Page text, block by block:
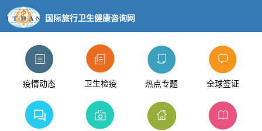
国际旅行卫生健康咨询网
疫情动态 卫生检疫 热点专题 全球签证